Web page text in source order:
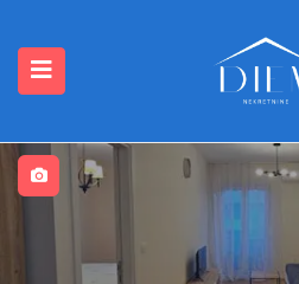
(Nekretnine)